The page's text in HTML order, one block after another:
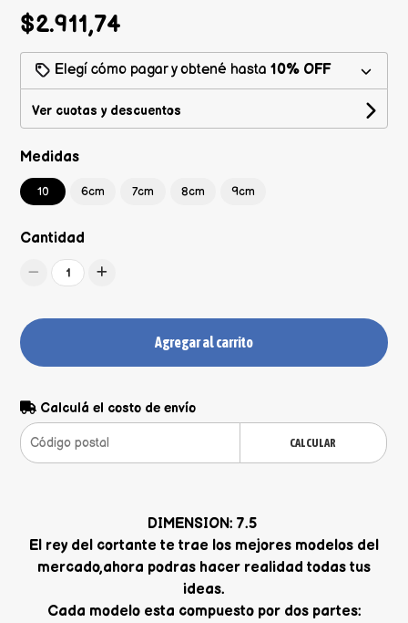
$2.911,74
Elegí cómo pagar y obtené hasta10% OFF
Ver cuotas y descuentos
Medidas
10 6cm 7cm 8cm 9cm
Cantidad
1
Agregar al carrito
Calculá el costo de envío
CALCULAR
DIMENSION: 7.5
El rey del cortante te trae los mejores modelos del
mercado,ahora podras hacer realidad todas tus
ideas.
Cada modelo esta compuesto por dos partes: